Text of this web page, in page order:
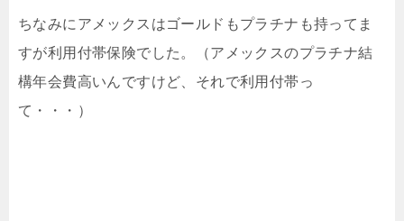
ちなみにアメックスはゴールドもプラチナも持ってま
すが利用付帯保険でした。（アメックスのプラチナ結
構年会費高いんですけど、それで利用付帯っ
て・・・）